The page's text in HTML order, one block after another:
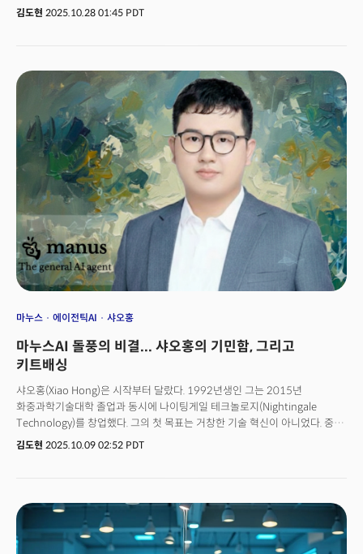
같은 시기 Walmart는 오픈AI의 주요 파트너로 선정됐다. 아마존에 고전하던
에이전트로 전환하고 있다." 이 대표는 이것이 단순한 기대가 아니라 이미
바뀌고 있는 비즈니스 현실이라고 강조했다.
김도현 2025.10.28 01:45 PDT
마누스 에이전틱AI 샤오홍
마누스AI 돌풍의 비결... 샤오홍의 기민함, 그리고
키트배싱
샤오홍(Xiao Hong)은 시작부터 달랐다. 1992년생인 그는 2015년
화중과학기술대학 졸업과 동시에 나이팅게일 테크놀로지(Nightingale
Technology)를 창업했다. 그의 첫 목표는 거창한 기술 혁신이 아니었다. 중국
대학생과 기업들이 겪는 지루하고 반복적인 행정 업무를 해결하는 것이었다.
일찌감치 사업가적 기질을 증명했다. 그의 여정은 언제나 사용자의 ‘실질적인
문제 해결’에서 출발했다.
김도현 2025.10.09 02:52 PDT